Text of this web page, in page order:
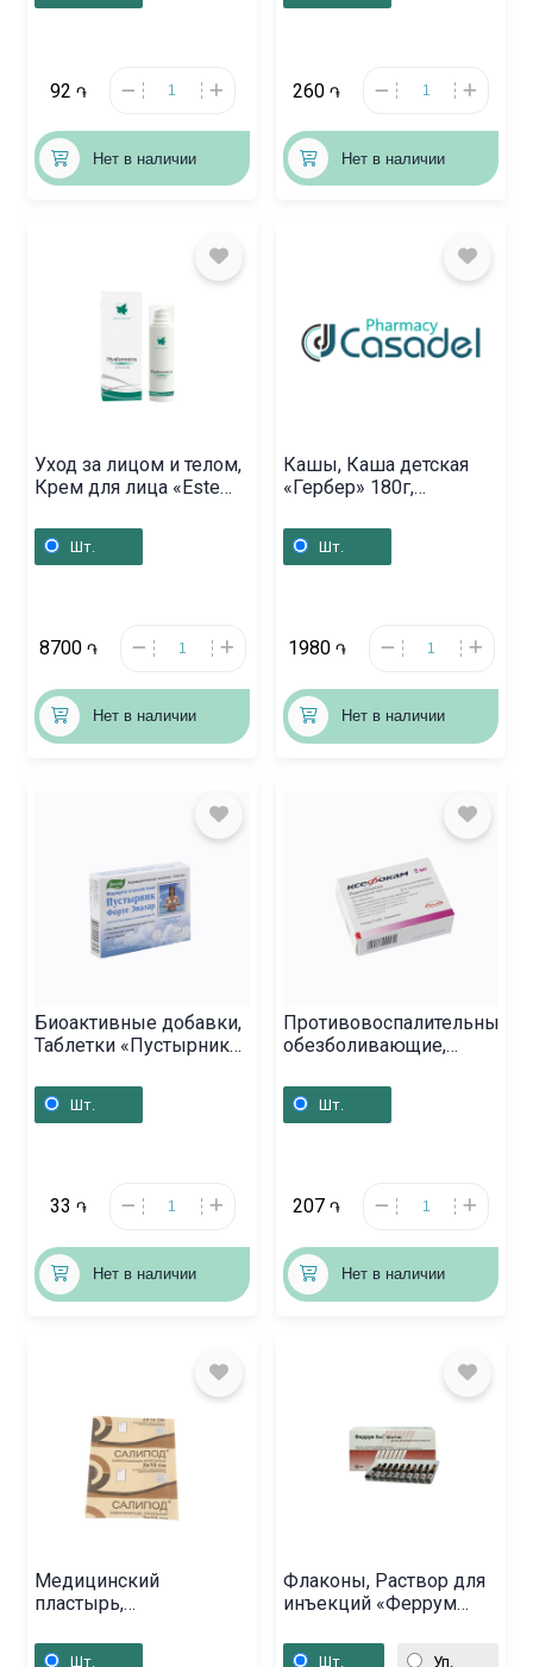
92 ֏
Нет в наличии
260 ֏
Нет в наличии
Уход за лицом и телом,
Крем для лица «Este
разглаживающий 30мл,
Հայաստան
Шт.
8700 ֏
Нет в наличии
Кашы, Каша детская
«Гербер» 180г,
Шт.
1980 ֏
Нет в наличии
Биоактивные добавки,
Таблетки «Пустырник
Ռուսաստան
Шт.
33 ֏
Нет в наличии
Противовоспалительные
обезболивающие,
мг, Գերմանիա
Шт.
207 ֏
Нет в наличии
Медицинский
пластырь,
мозольный «Салипод»
Шт.
Флаконы, Раствор для
инъекций «Феррум
Ռուսաստան
Шт. Уп.